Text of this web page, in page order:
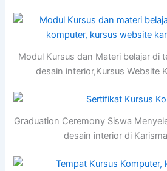
Modul Kursus dan Materi belajar di
desain interior,Kursus Website
Graduation Ceremony Siswa
desain interior di